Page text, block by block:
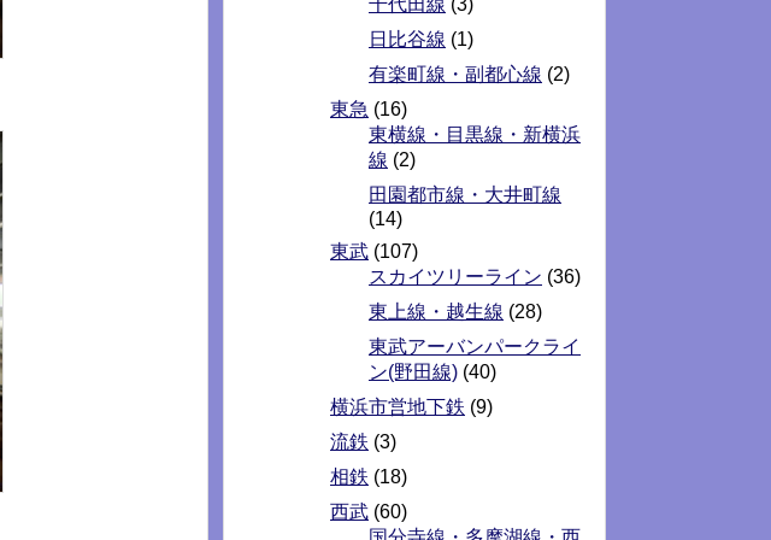
千代田線 (3)
日比谷線 (1)
有楽町線・副都心線 (2)
東急 (16)
東横線・目黒線・新横浜
線 (2)
田園都市線・大井町線
(14)
東武 (107)
スカイツリーライン (36)
東上線・越生線 (28)
東武アーバンパークライ
ン(野田線) (40)
横浜市営地下鉄 (9)
流鉄 (3)
相鉄 (18)
西武 (60)